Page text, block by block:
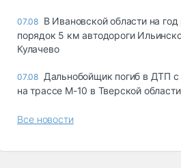
07.08 В Ивановской области на
порядок 5 км автодороги
Кулачево
07.08 Дальнобойщик погиб в ДТП
на трассе М-10 в Тверской области
Все новости